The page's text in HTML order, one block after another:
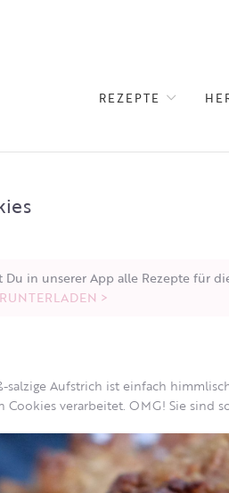
REZEPTE
in unserer App alle Rezepte für
>
salzige Aufstrich ist einfach
verarbeitet. OMG! Sie sind